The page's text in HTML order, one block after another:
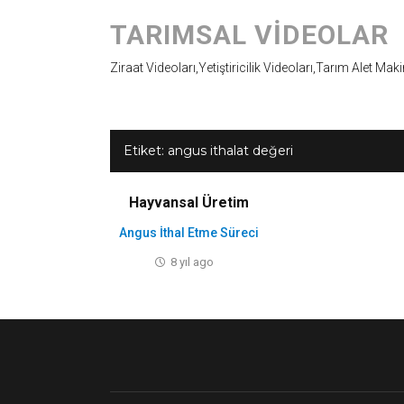
TARIMSAL VIDEOLAR
Ziraat Videoları,Yetiştiricilik Videoları,Tarım Alet
Etiket: angus ithalat değeri
Hayvansal Üretim
Angus İthal Etme Süreci
8 yıl ago